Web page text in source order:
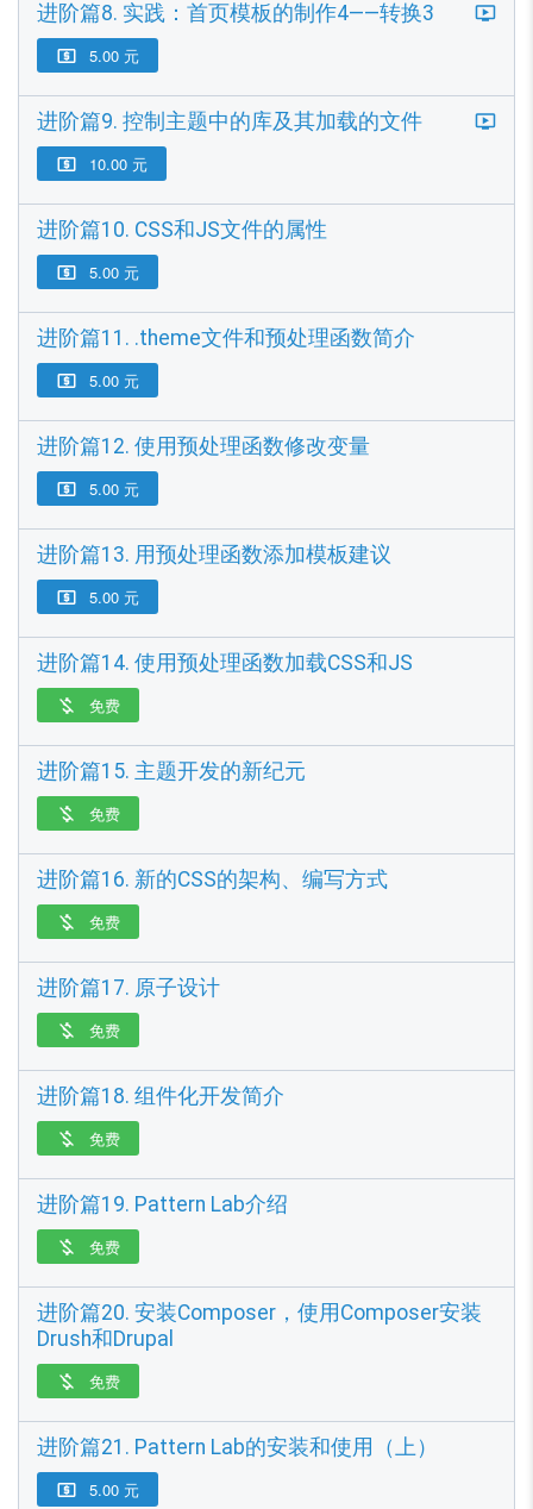
进阶篇8. 实践：首页模板的制作4——转换3
 5.00 元
进阶篇9. 控制主题中的库及其加载的文件
 10.00 元
进阶篇10. CSS和JS文件的属性
 5.00 元
进阶篇11. .theme文件和预处理函数简介
 5.00 元
进阶篇12. 使用预处理函数修改变量
 5.00 元
进阶篇13. 用预处理函数添加模板建议
 5.00 元
进阶篇14. 使用预处理函数加载CSS和JS
 免费
进阶篇15. 主题开发的新纪元
 免费
进阶篇16. 新的CSS的架构、编写方式
 免费
进阶篇17. 原子设计
 免费
进阶篇18. 组件化开发简介
 免费
进阶篇19. Pattern Lab介绍
 免费
进阶篇20. 安装Composer，使用Composer安装
Drush和Drupal
 免费
进阶篇21. Pattern Lab的安装和使用（上）
 5.00 元